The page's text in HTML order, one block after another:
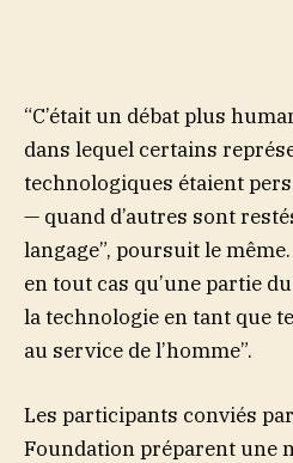
“C’était un débat plus
dans lequel certains
technologiques étaient
— quand d’autres sont
langage”, poursuit le
en tout cas qu’une partie
la technologie en tant que
au service de l’homme”.
Les participants conviés
Foundation préparent une